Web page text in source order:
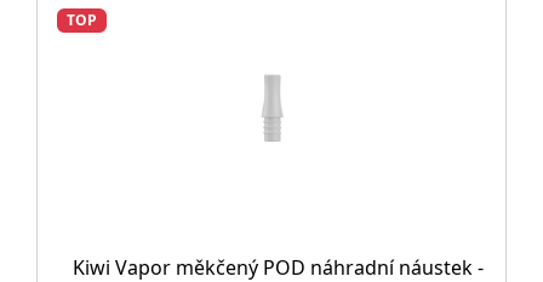
TOP
Kiwi Vapor měkčený POD náhradní náustek -